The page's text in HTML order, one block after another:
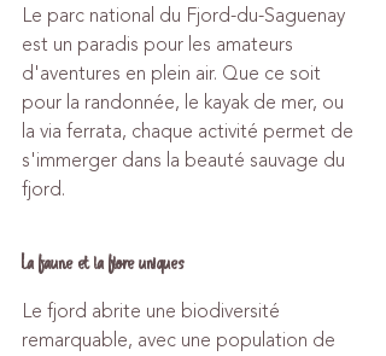
Le parc national du Fjord-du-Saguenay
est un paradis pour les amateurs
d'aventures en plein air. Que ce soit
pour la randonnée, le kayak de mer, ou
la via ferrata, chaque activité permet de
s'immerger dans la beauté sauvage du
fjord.
La faune et la flore uniques
Le fjord abrite une biodiversité
remarquable, avec une population de